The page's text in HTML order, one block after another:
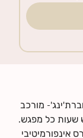
מורכב
שעות כל מפגש.
אינפורמיטיבי